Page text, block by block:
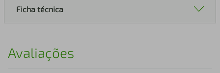
Ficha técnica
Avaliações